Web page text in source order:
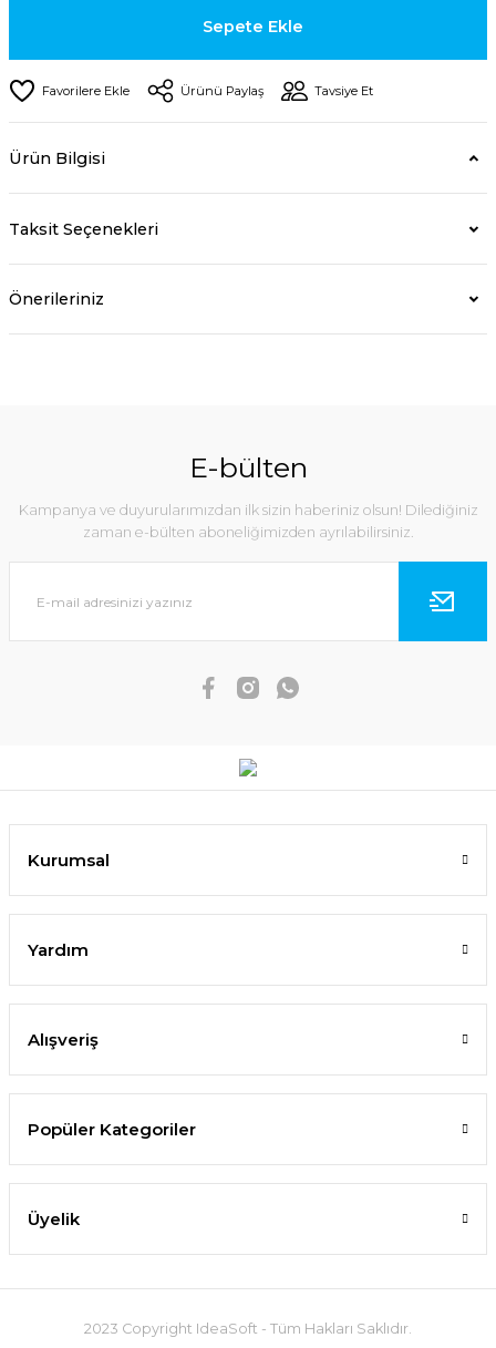
Sepete Ekle
Ürünü Paylaş Tavsiye Et
Ürün Bilgisi
Taksit Seçenekleri
Önerileriniz
E-bülten
Kampanya ve duyurularımızdan ilk sizin haberiniz olsun! Dilediğiniz
zaman e-bülten aboneliğimizden ayrılabilirsiniz.
Kurumsal
Yardım
Alışveriş
Popüler Kategoriler
Üyelik
2023 Copyright IdeaSoft - Tüm Hakları Saklıdır.